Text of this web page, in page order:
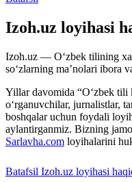
Izoh.uz loyihasi
Izoh.uz — O‘zbek tilining
so‘zlarning ma’nolari ibora
Yillar davomida “O‘zbek tili
o‘rganuvchilar, jurnalistlar,
boshqalar uchun foydali
aylantirganmiz. Bizning
Sarlavha.com loyihalarini
Batafsil Izoh.uz loyihasi